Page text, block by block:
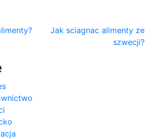
Jak sciagnac alimenty ze
szwecji?